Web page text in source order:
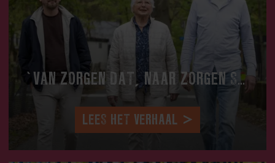
‘VAN ZORGEN DAT, NAAR ZORGEN SAMEN’
LEES HET VERHAAL